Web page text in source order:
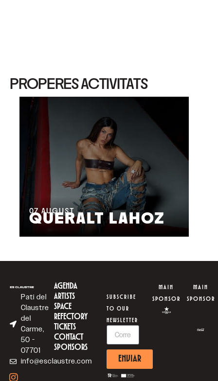
PROPERES ACTIVITATS
07 AUGUST
QUERALT LAHOZ
Pati del
Claustre
del
Carme,
50 -
07701
info@esclaustre.com
AGENDA
ARTISTS
SPACE
REFECTORY
TICKETS
CONTACT
SPONSORS
SUBSCRIBE
TO OUR
NEWSLETTER
ENVIAR
MAIN
SPONSOR
MAIN
SPONSOR